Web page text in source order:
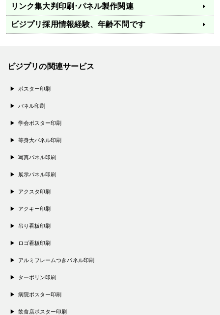
リンク集大判印刷･パネル製作関連
ビジプリ採用情報経験、年齢不問です
ビジプリの関連サービス
ポスター印刷
パネル印刷
学会ポスター印刷
等身大パネル印刷
写真パネル印刷
展示パネル印刷
アクスタ印刷
アクキー印刷
吊り看板印刷
ロゴ看板印刷
アルミフレームつきパネル印刷
ターポリン印刷
病院ポスター印刷
飲食店ポスター印刷